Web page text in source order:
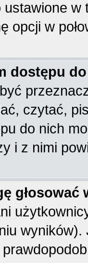
w
opcji w
dostępu
czytać,
do nich
i z nimi
głosować